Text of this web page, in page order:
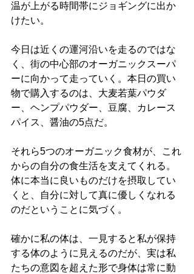
温が上がる時間帯にジョギングに出か
けたい。
今日は近くの運河沿いを走るのではな
く、街の中心部のオーガニックスーパ
ーに向かって走っていく。本日の買い
物で購入するのは、大麦若葉パウダ
ー、ヘンプパウダー、豆腐、カレース
パイス、醤油の5点だ。
それら5つのオーガニック食材が、これ
からの自分の食生活を支えてくれる。
体に本当に良いものだけを摂取してい
くと、自分に対して真に優しくなれる
のだということに気づく。
確かに私の体は、一見すると私が保持
する体のように見えるのだが、実は私
たちの意図を超えた形で身体は常に動